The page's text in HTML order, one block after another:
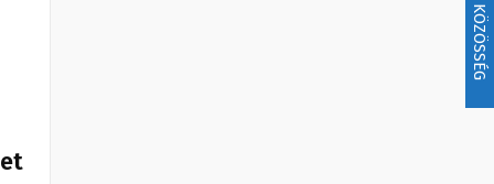
KÖZÖSSÉG